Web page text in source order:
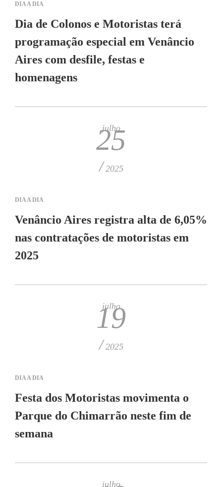
DIA A DIA
Dia de Colonos e Motoristas terá
programação especial em Venâncio
Aires com desfile, festas e
homenagens
julho
25
/ 2025
DIA A DIA
Venâncio Aires registra alta de 6,05%
nas contratações de motoristas em
2025
julho
19
/ 2025
DIA A DIA
Festa dos Motoristas movimenta o
Parque do Chimarrão neste fim de
semana
julho